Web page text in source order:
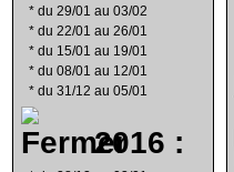
* du 29/01 au 03/02
* du 22/01 au 26/01
* du 15/01 au 19/01
* du 08/01 au 12/01
* du 31/12 au 05/01
2016 :